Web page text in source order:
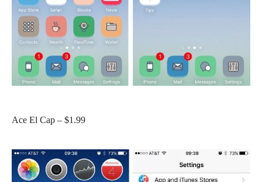
Ace El Cap – $1.99